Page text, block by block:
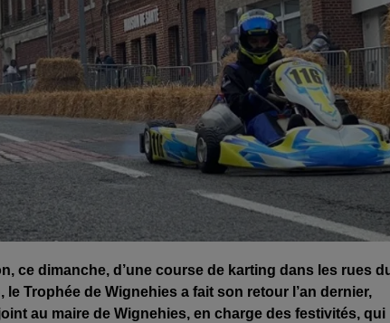
ce dimanche, d’une course de karting dans les rues
Trophée de Wignehies a fait son retour l’an dernier,
au maire de Wignehies, en charge des festivités, qui